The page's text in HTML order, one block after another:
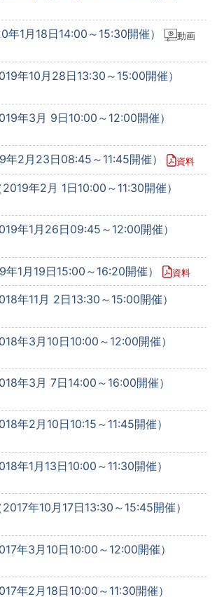
年1月18日14:00～15:30開催）
動画
年10月28日13:30～15:00開催）
年3月 9日10:00～12:00開催）
年2月23日08:45～11:45開催） 資料
年2月 1日10:00～11:30開催）
年1月26日09:45～12:00開催）
年1月19日15:00～16:20開催） 資料
年11月 2日13:30～15:00開催）
年3月10日10:00～12:00開催）
年3月 7日14:00～16:00開催）
年2月10日10:15～11:45開催）
年1月13日10:00～11:30開催）
年10月17日13:30～15:45開催）
年3月10日10:00～12:00開催）
年2月18日10:00～11:30開催）